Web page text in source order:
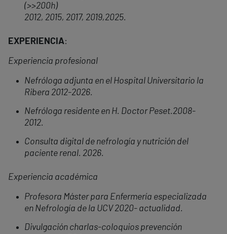
(>>200h)
2012, 2015, 2017, 2019,2025.
EXPERIENCIA:
Experiencia profesional
Nefróloga adjunta en el Hospital Universitario la
Ribera 2012-2026.
Nefróloga residente en H. Doctor Peset.2008-
2012.
Consulta digital de nefrología y nutrición del
paciente renal. 2026.
Experiencia académica
Profesora Máster para Enfermería especializada
en Nefrología de la UCV 2020- actualidad.
Divulgación charlas-coloquios prevención